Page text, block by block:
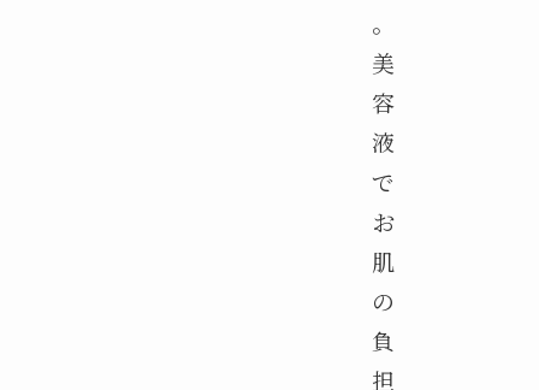
。
美
容
液
で
お
肌
の
負
担